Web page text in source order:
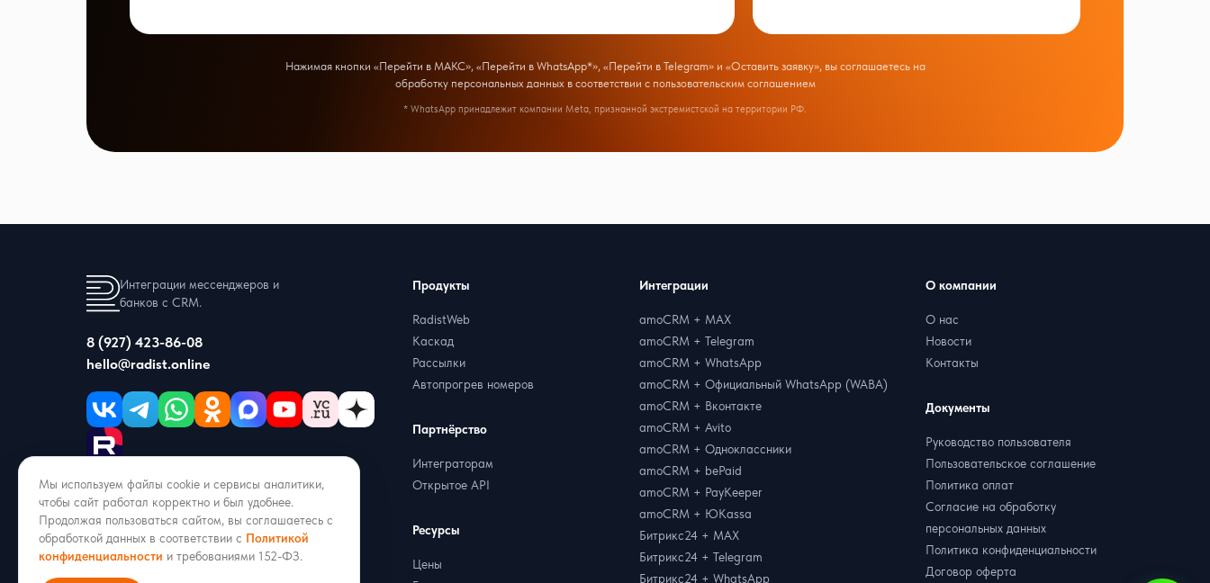
Нажимая кнопки «Перейти в МАКС», «Перейти в WhatsApp*», «Перейти в Telegram» и «Оставить заявку», вы соглашаетесь на
обработку персональных данных в соответствии с пользовательским соглашением
* WhatsApp принадлежит компании Meta, признанной экстремистской на территории РФ.
Интеграции мессенджеров и
банков с CRM.
8 (927) 423-86-08
hello@radist.online
ИНН 1686013002 · ОГРН 1211600051053
г. Казань, ул. Аделя Кутуя 50/9, офис 206
Входит в реестр российского ПО
Интеграции
amoCRM + MAX
amoCRM + Telegram
amoCRM + WhatsApp
amoCRM + Официальный WhatsApp (WABA)
amoCRM + Вконтакте
amoCRM + Avito
amoCRM + Одноклассники
amoCRM + bePaid
amoCRM + PayKeeper
amoCRM + ЮKassa
Битрикс24 + MAX
Битрикс24 + Telegram
Битрикс24 + WhatsApp
Продукты
RadistWeb
Каскад
Рассылки
Автопрогрев номеров
Партнёрство
Интеграторам
Открытое API
Ресурсы
Цены
О компании
О нас
Новости
Контакты
Документы
Руководство пользователя
Пользовательское соглашение
Политика оплат
Согласие на обработку
персональных данных
Политика конфиденциальности
Договор оферта
Мы используем файлы cookie и сервисы аналитики,
чтобы сайт работал корректно и был удобнее.
Продолжая пользоваться сайтом, вы соглашаетесь с
обработкой данных в соответствии с Политикой
конфиденциальности и требованиями 152-ФЗ.